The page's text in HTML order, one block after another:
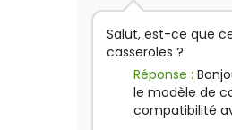
Salut, est-ce que
casseroles ?
Réponse :
le modèle de
compatibilité